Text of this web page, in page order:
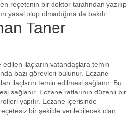
reçetenin bir doktor tarafından yazılıp
yasal olup olmadığına da bakılır.
Taner
edilen ilaçların vatandaşlara temin
bazı görevleri bulunur. Eczane
ilaçların temin edilmesi sağlanır. Bu
sağlanır. Eczane raflarının düzenli bir
yapılır. Eczane içerisinde
bir şekilde verilebilecek olan